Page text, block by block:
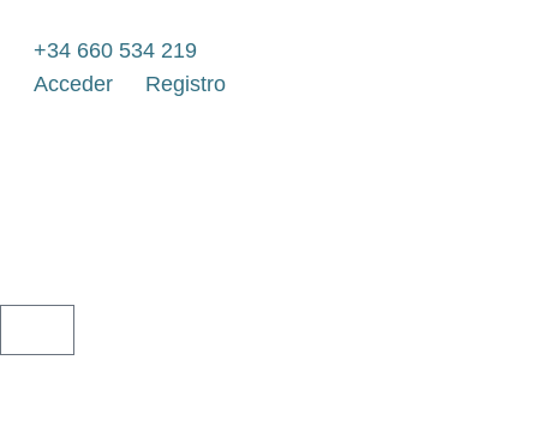
contenido
+34 660 534 219
Acceder
Registro